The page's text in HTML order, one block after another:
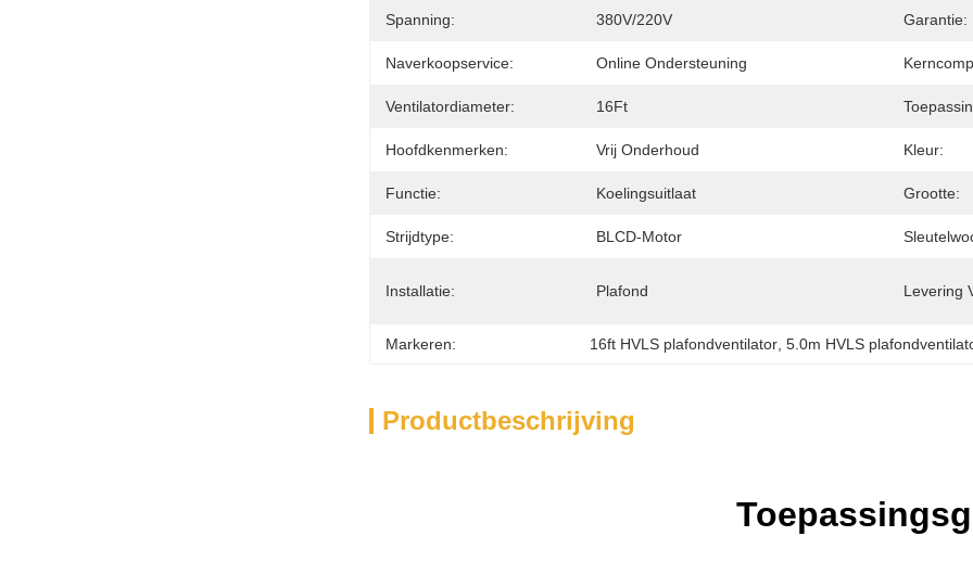
Spanning: 380V/220V Garantie:
Naverkoopservice: Online Ondersteuning
Ventilatordiameter: 16Ft
Hoofdkenmerken: Vrij Onderhoud Kleur:
Functie: Koelingsuitlaat Grootte:
Strijdtype: BLCD-Motor
Installatie: Plafond Levering
Markeren: 16ft HVLS plafondventilator , 5.0m HVLS
Productbeschrijving